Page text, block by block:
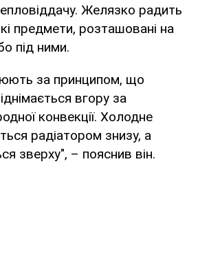
Желязко радить
предмети, розташовані на
під ними.
за принципом, що
вгору за
конвекції. Холодне
радіатором знизу, а
зверху", – пояснив він.